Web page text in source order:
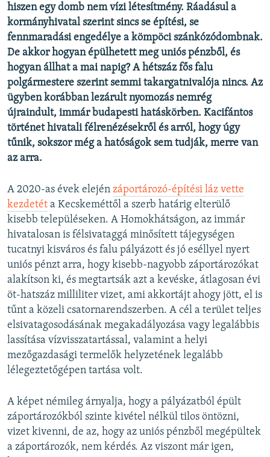
hiszen egy domb nem vízi létesítmény. Ráadásul a
kormányhivatal szerint sincs se építési, se
fennmaradási engedélye a kömpöci szánkózódombnak.
De akkor hogyan épülhetett meg uniós pénzből, és
hogyan állhat a mai napig? A hétszáz fős falu
polgármestere szerint semmi takargatnivalója nincs. Az
ügyben korábban lezárult nyomozás nemrég
újraindult, immár budapesti hatáskörben. Kacifántos
történet hivatali félrenézésekről és arról, hogy úgy
tűnik, sokszor még a hatóságok sem tudják, merre van
az arra.
A 2020-as évek elején záportározó-építési láz vette
kezdetét a Kecskeméttől a szerb határig elterülő
kisebb településeken. A Homokhátságon, az immár
hivatalosan is félsivataggá minősített tájegységen
tucatnyi kisváros és falu pályázott és jó eséllyel nyert
uniós pénzt arra, hogy kisebb-nagyobb záportározókat
alakítson ki, és megtartsák azt a kevéske, átlagosan évi
öt-hatszáz milliliter vizet, ami akkortájt ahogy jött, el is
tűnt a közeli csatornarendszerben. A cél a terület teljes
elsivatagosodásának megakadályozása vagy legalábbis
lassítása vízvisszatartással, valamint a helyi
mezőgazdasági termelők helyzetének legalább
lélegeztetőgépen tartása volt.
A képet némileg árnyalja, hogy a pályázatból épült
záportározókból szinte kivétel nélkül tilos öntözni,
vizet kivenni, de az, hogy az uniós pénzből megépültek
a záportározók, nem kérdés. Az viszont már igen,